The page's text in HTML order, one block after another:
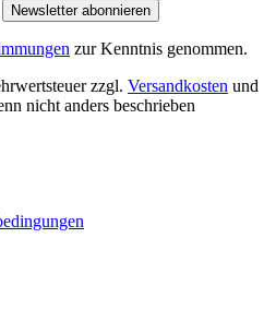
Newsletter abonnieren
zur Kenntnis genommen.
zzgl. Versandkosten und
nicht anders beschrieben